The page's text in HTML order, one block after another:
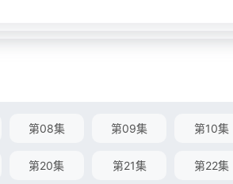
第08集 第09集 第10集
第20集 第21集 第22集